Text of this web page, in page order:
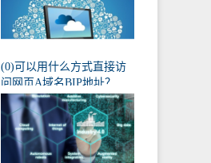
(0)可以用什么方式直接访
问网页A域名BIP地址？